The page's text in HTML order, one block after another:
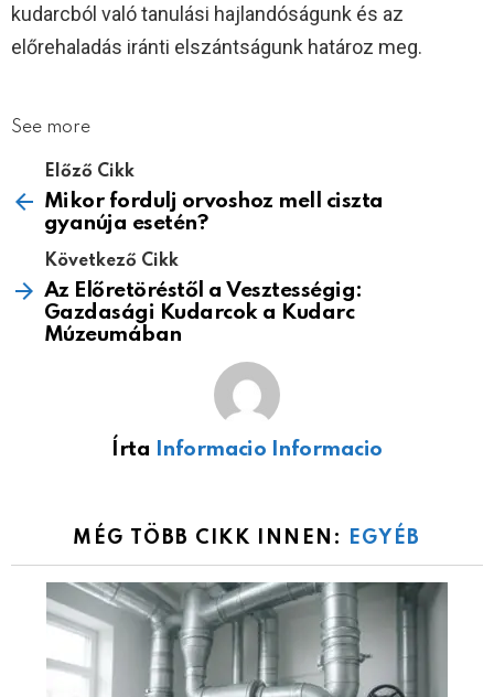
kudarcból való tanulási hajlandóságunk és az
előrehaladás iránti elszántságunk határoz meg.
See more
Előző Cikk
Mikor fordulj orvoshoz mell ciszta
gyanúja esetén?
Következő Cikk
Az Előretöréstől a Vesztességig:
Gazdasági Kudarcok a Kudarc
Múzeumában
Írta Informacio Informacio
MÉG TÖBB CIKK INNEN: EGYÉB